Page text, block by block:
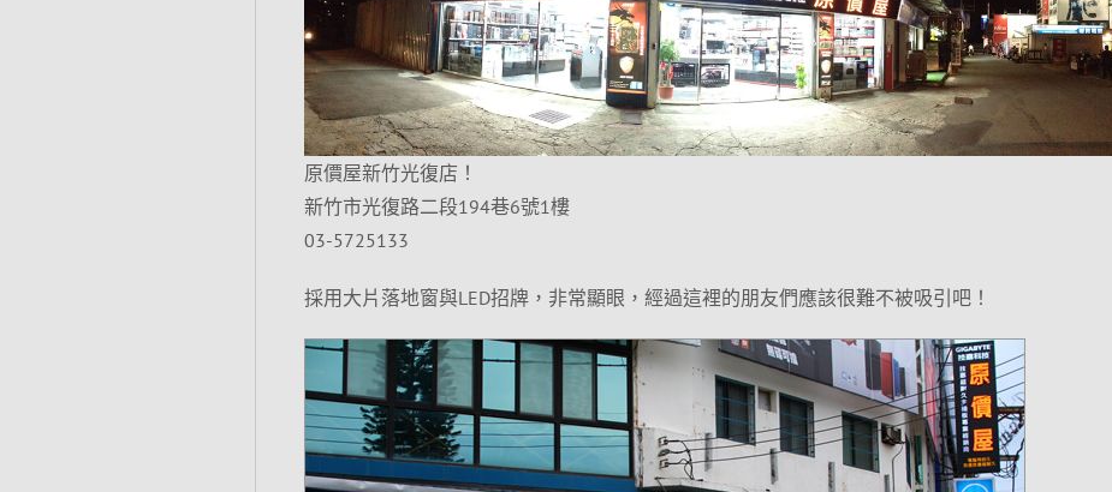
原價屋新竹光復店！
新竹市光復路二段194巷6號1樓
03-5725133
採用大片落地窗與LED招牌，非常顯眼，經過這裡的朋友們應該很難不被吸引吧！